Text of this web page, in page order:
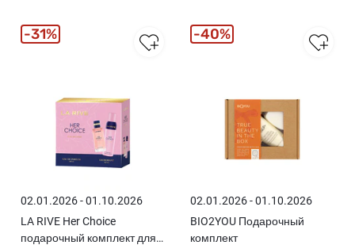
02.01.2026 - 01.10.2026
LA RIVE Her Choice
подарочный комплект для
31%
02.01.2026 - 01.10.2026
BIO2YOU Подарочный
комплект
40%